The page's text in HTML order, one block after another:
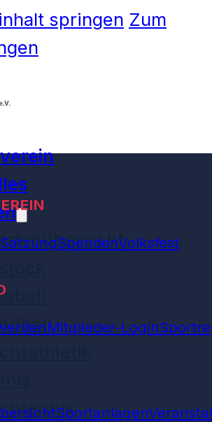
springen Zum
SatzungSpendenVolksfest
Mitglieder-Login
Sportanlagen